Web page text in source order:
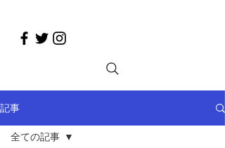
記事
全ての記事